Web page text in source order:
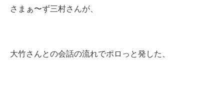
さまぁ〜ず三村さんが、
大竹さんとの会話の流れでポロっと発した、